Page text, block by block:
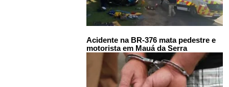
Acidente na BR-376 mata pedestre e
motorista em Mauá da Serra